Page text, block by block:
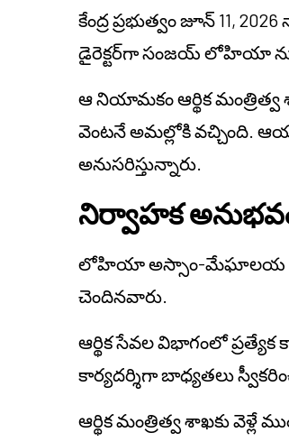
కేంద్ర ప్రభుత్వం జూన్ 11,
డైరెక్టర్‌గా సంజయ్ లోహియా
ఆ నియామకం ఆర్థిక
వెంటనే అమల్లోకి వచ్చింది.
అనుసరిస్తున్నారు.
నిర్వాహక
లోహియా అస్సాం-మేఘాలయ కేడర్
చెందినవారు.
ఆర్థిక సేవల విభాగంలో
కార్యదర్శిగా బాధ్యతలు
ఆర్థిక మంత్రిత్వ శాఖకు వెళ్లే